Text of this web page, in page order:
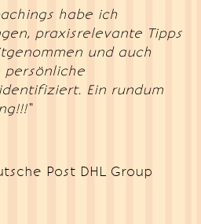
habe ich
praxisrelevante Tipps
und auch
persönliche
Ein rundum
Post DHL Group